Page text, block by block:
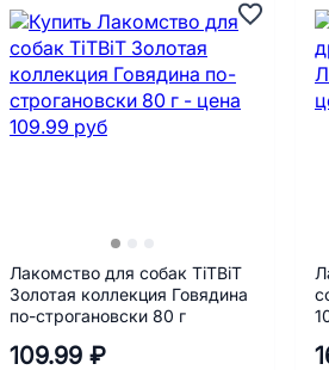
Лакомство для собак TiTBiT
Золотая коллекция Говядина
по-строгановски 80 г
109.99 ₽